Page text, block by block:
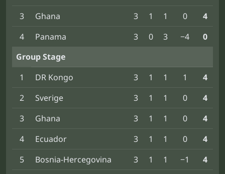
3
Ghana 3 1 1 0
4
4
Panama 3 0 3 −4
0
Group Stage
1
DR Kongo 3 1 1 1
4
2
Sverige 3 1 1 0
4
3
Ghana 3 1 1 0
4
4
Ecuador 3 1 1 0
4
5
Bosnia-Hercegovina 3 1 1 −1
4